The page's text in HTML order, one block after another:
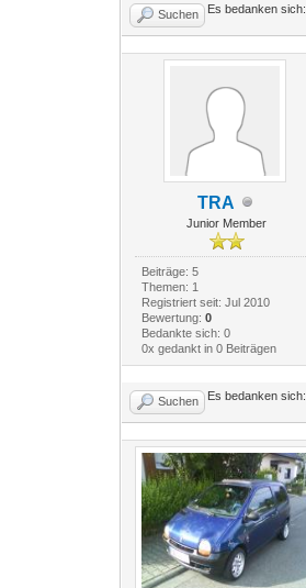
Suchen Es bedanken sich:
TRA
Junior Member
Beiträge: 5
Themen: 1
Registriert seit: Jul 2010
Bewertung: 0
Bedankte sich: 0
0x gedankt in 0 Beiträgen
Suchen Es bedanken sich: